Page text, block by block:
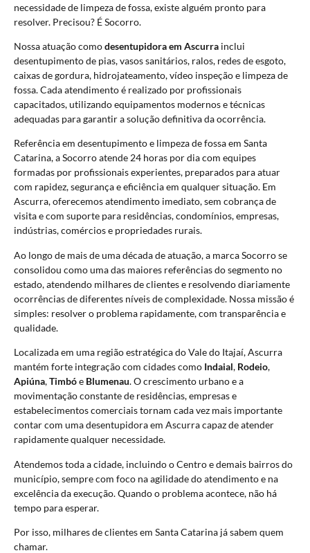
necessidade de limpeza de fossa, existe alguém pronto para
resolver. Precisou? É Socorro.
Nossa atuação comodesentupidora em Ascurra inclui
desentupimento de pias, vasos sanitários, ralos, redes de esgoto,
caixas de gordura, hidrojateamento, vídeo inspeção e limpeza de
fossa. Cada atendimento é realizado por profissionais
capacitados, utilizando equipamentos modernos e técnicas
adequadas para garantir a solução definitiva da ocorrência.
Referência em desentupimento e limpeza de fossa em Santa
Catarina, a Socorro atende 24 horas por dia com equipes
formadas por profissionais experientes, preparados para atuar
com rapidez, segurança e eficiência em qualquer situação. Em
Ascurra, oferecemos atendimento imediato, sem cobrança de
visita e com suporte para residências, condomínios, empresas,
indústrias, comércios e propriedades rurais.
Ao longo de mais de uma década de atuação, a marcaSocorrose
consolidou como uma das maiores referências do segmento no
estado, atendendo milhares de clientes e resolvendo diariamente
ocorrências de diferentes níveis de complexidade. Nossa missão é
simples: resolver o problema rapidamente, com transparência e
qualidade.
Localizada em uma região estratégica do Vale do Itajaí, Ascurra
mantém forte integração com cidades como Indaial, Rodeio,
Apiúna,Timbóe Blumenau. O crescimento urbano e a
movimentação constante de residências, empresas e
estabelecimentos comerciais tornam cada vez mais importante
contar com uma desentupidora em Ascurra capaz de atender
rapidamente qualquer necessidade.
Atendemos toda a cidade, incluindo o Centro e demais bairros do
município, sempre com foco na agilidade do atendimento e na
excelência da execução. Quando o problema acontece, não há
tempo para esperar.
Por isso, milhares de clientes em Santa Catarina já sabem quem
chamar.